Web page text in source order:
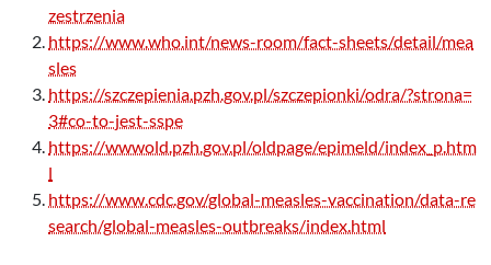
zestrzenia
https://www.who.int/news-room/fact-sheets/detail/mea
sles
https://szczepienia.pzh.gov.pl/szczepionki/odra/?strona=
3#co-to-jest-sspe
https://wwwold.pzh.gov.pl/oldpage/epimeld/index_p.htm
l
https://www.cdc.gov/global-measles-vaccination/data-re
search/global-measles-outbreaks/index.html